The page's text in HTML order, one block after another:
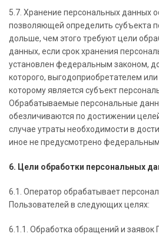
5.7. Хранение персональных данных
позволяющей определить субъекта
дольше, чем этого требуют цели
данных, если срок хранения
установлен федеральным законом,
которого, выгодоприобретателем
которому является субъект
Обрабатываемые персональные
обезличиваются по достижении
случае утраты необходимости в
иное не предусмотрено федеральным
6. Цели обработки персональных
6.1. Оператор обрабатывает
Пользователей в следующих целях:
6.1.1. Обработка обращений и заявок